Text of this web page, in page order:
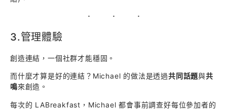
3.管理體驗
創造連結，一個社群才能穩固。
而什麼才算是好的連結？Michael 的做法是透過共同話題與共
鳴來創造。
每次的 LABreakfast，Michael 都會事前調查好每位參加者的